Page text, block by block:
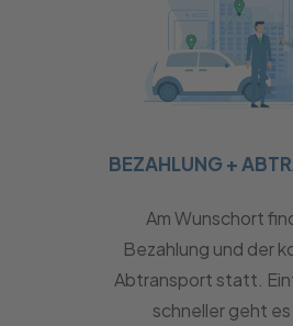
BEZAHLUNG +
Am Wunschort
Bezahlung und der
Abtransport statt.
schneller geht